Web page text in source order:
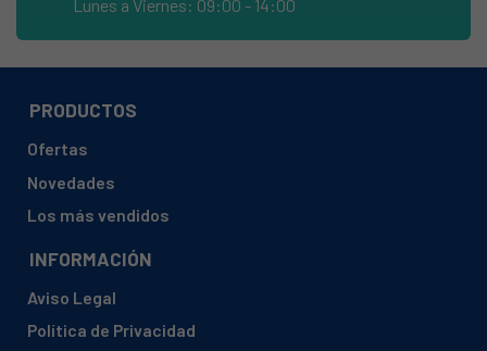
HAIER, 31009634 HWD100BD1499U1IB
HAIER, 31009739 CE0JG8E0M00
HAIER, 31009832 HW70-1211N-IT
HAIER, 31009913 HW70-BP1439-DF
Lunes a Viernes: 09:00 - 14:00
PRODUCTOS
Ofertas
Novedades
Los más vendidos
INFORMACIÓN
Aviso Legal
Política de Privacidad